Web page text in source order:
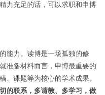
力充足的话，可以求职和申博
能力。读博是一场孤独的修
准备材料而言，申博最重要的
、课题等为核心的学术成果。
的联系，多请教、多学习，做